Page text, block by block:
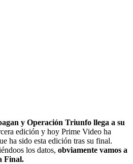
y Operación Triunfo llega a su
edición y hoy Prime Video ha
ha sido esta edición tras su final.
los datos, obviamente vamos a
Final.